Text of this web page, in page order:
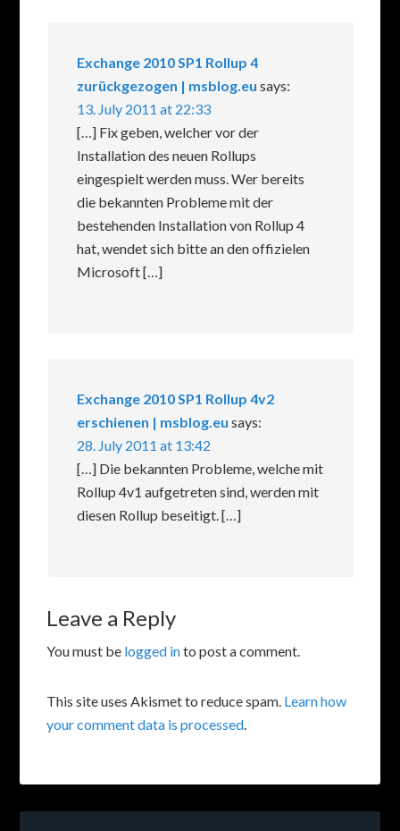
Exchange 2010 SP1 Rollup 4
zurückgezogen | msblog.eu says:
13. July 2011 at 22:33
[…] Fix geben, welcher vor der
Installation des neuen Rollups
eingespielt werden muss. Wer bereits
die bekannten Probleme mit der
bestehenden Installation von Rollup 4
hat, wendet sich bitte an den offizielen
Microsoft […]
Exchange 2010 SP1 Rollup 4v2
erschienen | msblog.eu says:
28. July 2011 at 13:42
[…] Die bekannten Probleme, welche mit
Rollup 4v1 aufgetreten sind, werden mit
diesen Rollup beseitigt. […]
Leave a Reply
You must be logged into post a comment.
This site uses Akismet to reduce spam. Learn how
your comment data is processed.